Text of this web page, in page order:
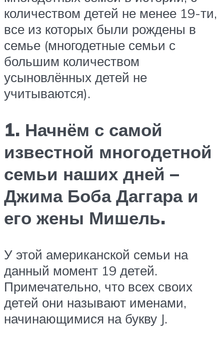
количеством детей не менее 19-ти,
все из которых были рождены в
семье (многодетные семьи с
большим количеством
усыновлённых детей не
учитываются).
1. Начнём с самой
известной многодетной
семьи наших дней –
Джима Боба Даггара и
его жены Мишель.
У этой американской семьи на
данный момент 19 детей.
Примечательно, что всех своих
детей они называют именами,
начинающимися на букву J.